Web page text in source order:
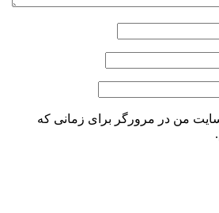
من در مرورگر برای زمانی که